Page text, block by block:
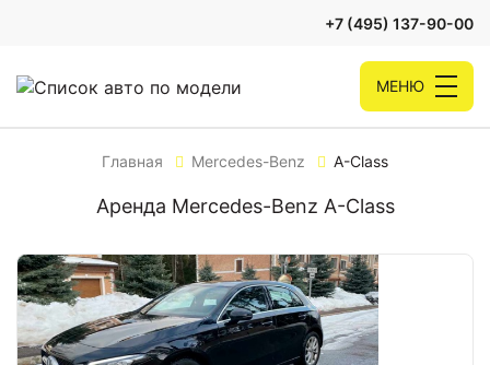
+7 (495) 137-90-00
МЕНЮ
Главная Mercedes-Benz A-Class
Аренда Mercedes-Benz A-Class